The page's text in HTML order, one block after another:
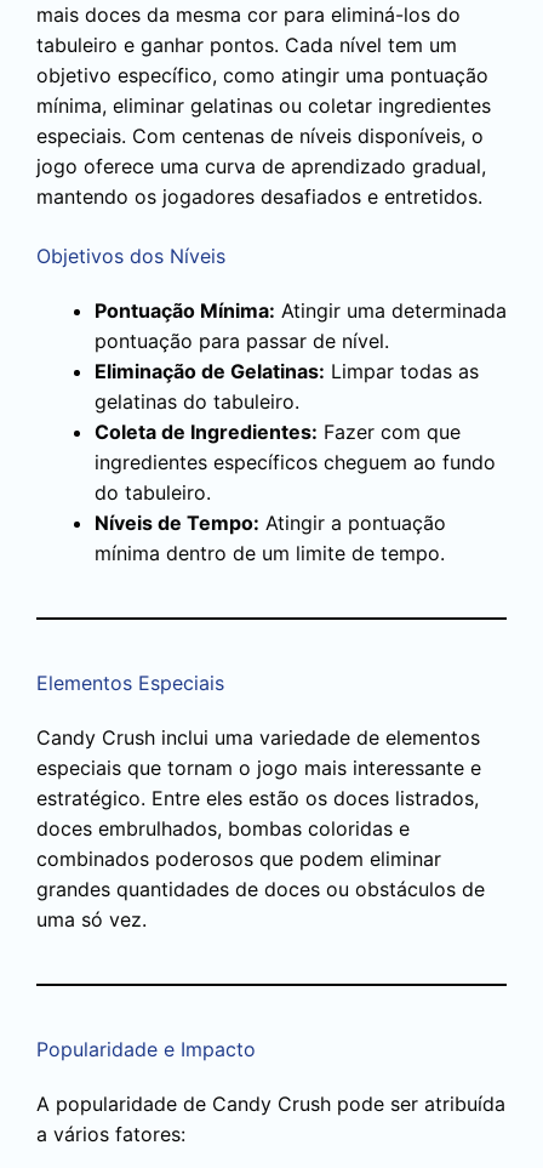
mais doces da mesma cor para eliminá-los do
tabuleiro e ganhar pontos. Cada nível tem um
objetivo específico, como atingir uma pontuação
mínima, eliminar gelatinas ou coletar ingredientes
especiais. Com centenas de níveis disponíveis, o
jogo oferece uma curva de aprendizado gradual,
mantendo os jogadores desafiados e entretidos.
Objetivos dos Níveis
Pontuação Mínima: Atingir uma determinada
pontuação para passar de nível.
Eliminação de Gelatinas: Limpar todas as
gelatinas do tabuleiro.
Coleta de Ingredientes: Fazer com que
ingredientes específicos cheguem ao fundo
do tabuleiro.
Níveis de Tempo: Atingir a pontuação
mínima dentro de um limite de tempo.
Elementos Especiais
Candy Crush inclui uma variedade de elementos
especiais que tornam o jogo mais interessante e
estratégico. Entre eles estão os doces listrados,
doces embrulhados, bombas coloridas e
combinados poderosos que podem eliminar
grandes quantidades de doces ou obstáculos de
uma só vez.
Popularidade e Impacto
A popularidade de Candy Crush pode ser atribuída
a vários fatores: